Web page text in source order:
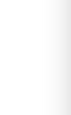
Product
oder
die
erhöht